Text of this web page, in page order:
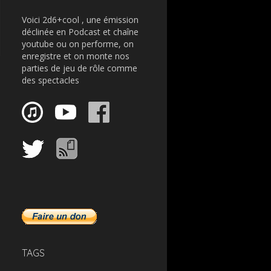
Voici 2d6+cool , une émission
déclinée en Podcast et chaîne
youtube ou on performe, on
enregistre et on monte nos
parties de jeu de rôle comme
des spectacles
TAGS